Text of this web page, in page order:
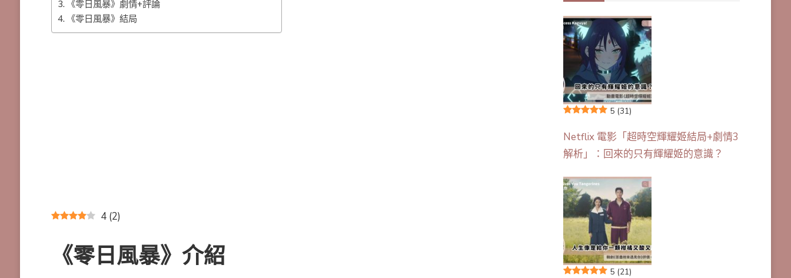
《零日風暴》劇情+評論
《零日風暴》結局
4 (2)
《零日風暴》介紹
5 (31)
Netflix 電影「超時空輝耀姬結局+劇情3
解析」：回來的只有輝耀姬的意識？
5 (21)